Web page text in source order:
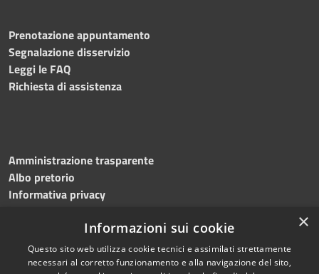
Prenotazione appuntamento
Segnalazione disservizio
Leggi le FAQ
Richiesta di assistenza
Amministrazione trasparente
Albo pretorio
Informativa privacy
Dichiarazione di accessibilità Meccanismo di feedback ×
Informazioni sui cookie
Questo sito web utilizza cookie tecnici e assimilati strettamente
necessari al corretto funzionamento e alla navigazione del sito,